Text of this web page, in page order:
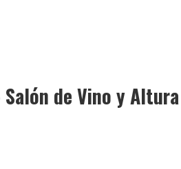
de Vino y